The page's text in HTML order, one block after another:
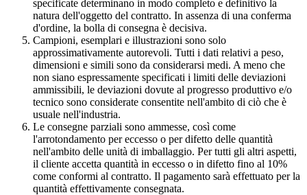
specificate determinano in modo completo e definitivo la
natura dell'oggetto del contratto. In assenza di una conferma
d'ordine, la bolla di consegna è decisiva.
Campioni, esemplari e illustrazioni sono solo
approssimativamente autorevoli. Tutti i dati relativi a peso,
dimensioni e simili sono da considerarsi medi. A meno che
non siano espressamente specificati i limiti delle deviazioni
ammissibili, le deviazioni dovute al progresso produttivo e/o
tecnico sono considerate consentite nell'ambito di ciò che è
usuale nell'industria.
Le consegne parziali sono ammesse, così come
l'arrotondamento per eccesso o per difetto delle quantità
nell'ambito delle unità di imballaggio. Per tutti gli altri aspetti,
il cliente accetta quantità in eccesso o in difetto fino al 10%
come conformi al contratto. Il pagamento sarà effettuato per la
quantità effettivamente consegnata.